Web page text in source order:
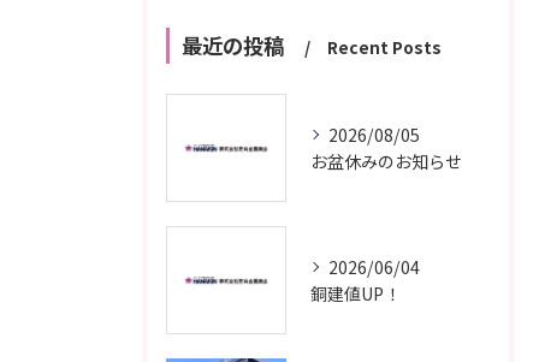
最近の投稿 Recent Posts
2026/08/05
お盆休みのお知らせ
2026/06/04
銅建値UP！